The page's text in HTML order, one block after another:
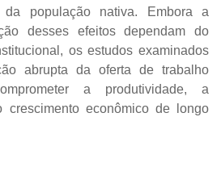
da população nativa. Embora a
desses efeitos dependam do
os estudos examinados
abrupta da oferta de trabalho
a produtividade, a
econômico de longo